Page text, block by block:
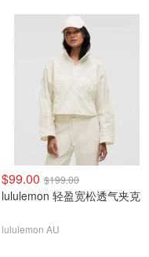
$99.00 $199.00
lululemon 轻盈宽松透气夹克
lululemon AU